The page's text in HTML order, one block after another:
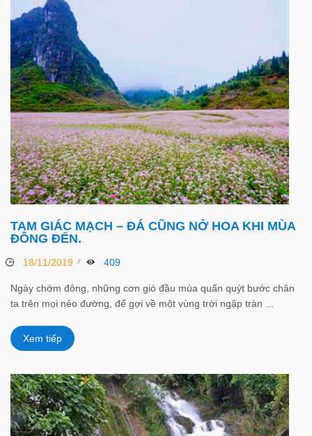
TAM GIÁC MẠCH – ĐÁ CŨNG NỞ HOA KHI MÙA
ĐÔNG ĐẾN.
18/11/2019 409
Ngày chớm đông, những cơn gió đầu mùa quấn quýt bước chân
ta trên mọi nẻo đường, để gợi về một vùng trời ngập tràn ...
Xem tiếp